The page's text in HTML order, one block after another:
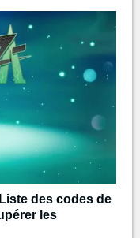
des codes de
les